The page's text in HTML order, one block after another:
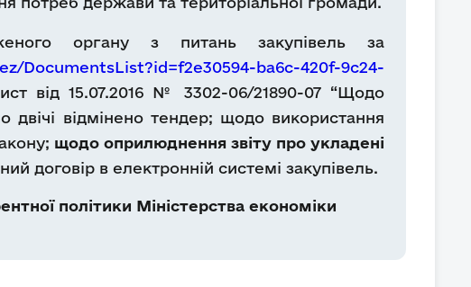
органу з питань закупівель за
DocumentsList?id=f2e30594-ba6c-420f-9c24-
від 15.07.2016 № 3302-06/21890-07 “Щодо
двічі відмінено тендер; щодо використання
щодо оприлюднення звіту про укладені
договір в електронній системі закупівель.
політики Міністерства економіки